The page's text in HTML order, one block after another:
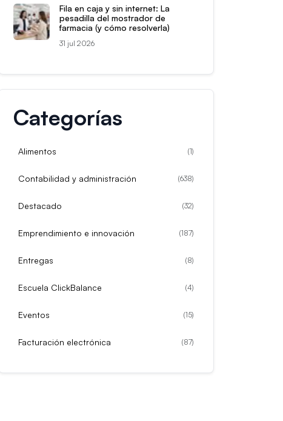
Fila en caja y sin internet: La
pesadilla del mostrador de
farmacia (y cómo resolverla)
31 jul 2026
Categorías
Alimentos (1)
Contabilidad y administración (638)
Destacado (32)
Emprendimiento e innovación (187)
Entregas (8)
Escuela ClickBalance (4)
Eventos (15)
Facturación electrónica (87)